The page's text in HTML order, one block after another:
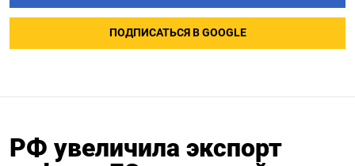
ПОДПИСАТЬСЯ В GOOGLE
РФ увеличила экспорт